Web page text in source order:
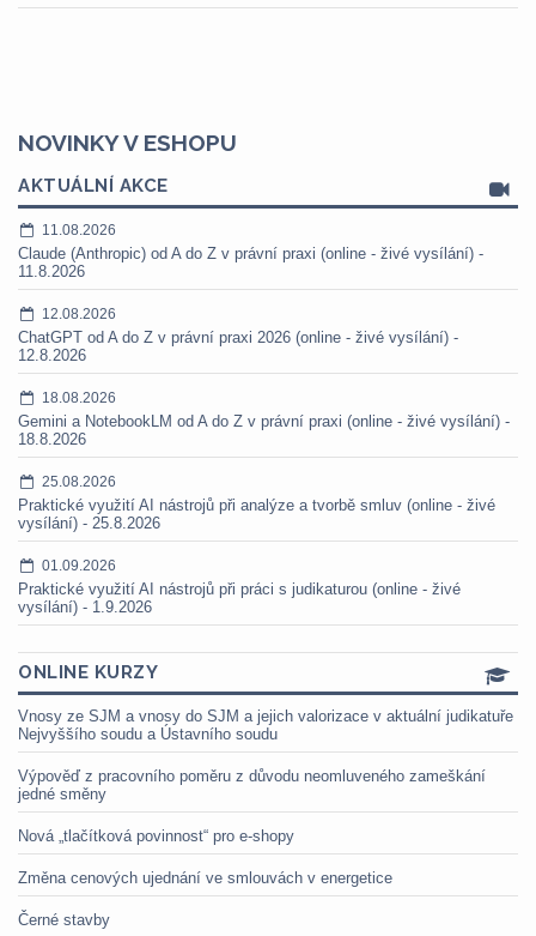
NOVINKY V ESHOPU
AKTUÁLNÍ AKCE
11.08.2026
Claude (Anthropic) od A do Z v právní praxi (online - živé vysílání) -
11.8.2026
12.08.2026
ChatGPT od A do Z v právní praxi 2026 (online - živé vysílání) -
12.8.2026
18.08.2026
Gemini a NotebookLM od A do Z v právní praxi (online - živé vysílání) -
18.8.2026
25.08.2026
Praktické využití AI nástrojů při analýze a tvorbě smluv (online - živé
vysílání) - 25.8.2026
01.09.2026
Praktické využití AI nástrojů při práci s judikaturou (online - živé
vysílání) - 1.9.2026
ONLINE KURZY
Vnosy ze SJM a vnosy do SJM a jejich valorizace v aktuální judikatuře
Nejvyššího soudu a Ústavního soudu
Výpověď z pracovního poměru z důvodu neomluveného zameškání
jedné směny
Nová „tlačítková povinnost“ pro e-shopy
Změna cenových ujednání ve smlouvách v energetice
Černé stavby